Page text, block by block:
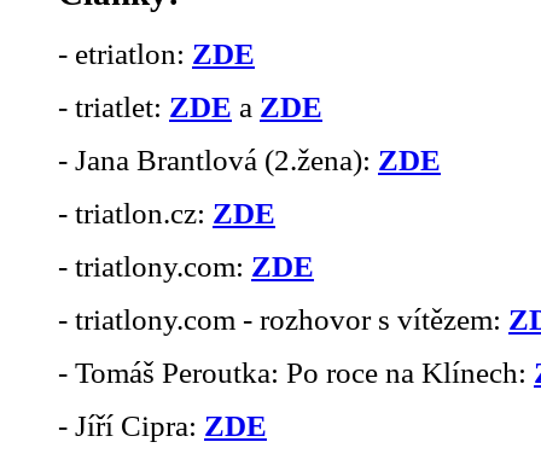
- etriatlon: ZDE
- triatlet: ZDE a ZDE
- Jana Brantlová (2.žena): ZDE
- triatlon.cz: ZDE
- triatlony.com: ZDE
- triatlony.com - rozhovor s vítězem:
- Tomáš Peroutka: Po roce na Klínech:
- Jíří Cipra: ZDE